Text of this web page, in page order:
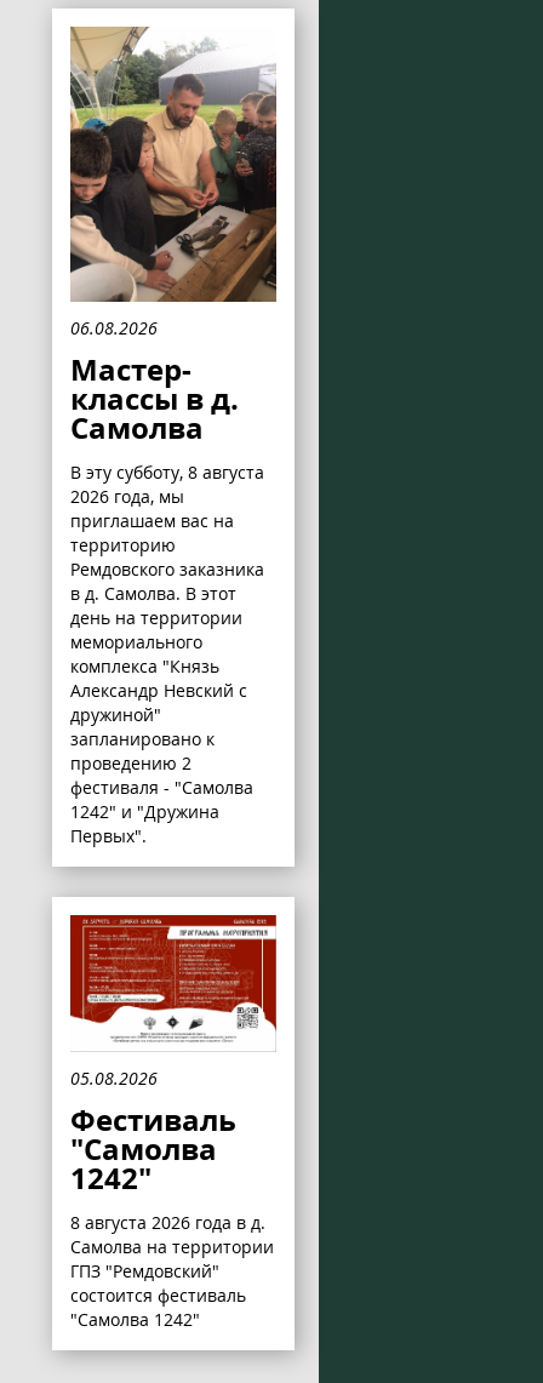
06.08.2026
Мастер-
классы в д.
Самолва
В эту субботу, 8 августа
2026 года, мы
приглашаем вас на
территорию
Ремдовского заказника
в д. Самолва. В этот
день на территории
мемориального
комплекса "Князь
Александр Невский с
дружиной"
запланировано к
проведению 2
фестиваля - "Самолва
1242" и "Дружина
Первых".
05.08.2026
Фестиваль
"Самолва
1242"
8 августа 2026 года в д.
Самолва на территории
ГПЗ "Ремдовский"
состоится фестиваль
"Самолва 1242"